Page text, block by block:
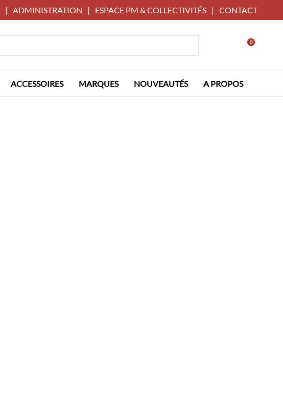
| ADMINISTRATION | ESPACE PM & COLLECTIVITÉS | CONTACT
0
ACCESSOIRES MARQUES NOUVEAUTÉS A PROPOS